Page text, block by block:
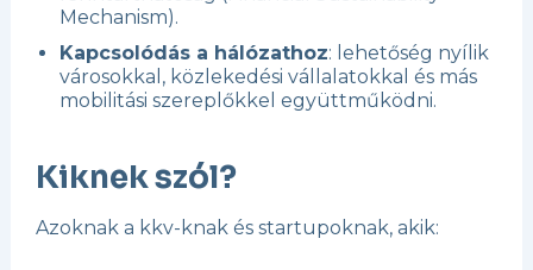
Mechanism).
Kapcsolódás a hálózathoz: lehetőség nyílik
városokkal, közlekedési vállalatokkal és más
mobilitási szereplőkkel együttműködni.
Kiknek szól?
Azoknak a kkv-knak és startupoknak, akik: